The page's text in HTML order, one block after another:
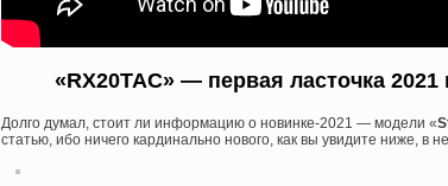
«RX20TAC» — первая ласточка
Долго думал, стоит ли информацию о новинке-2021 — модели «
статью, ибо ничего кардинально нового, как вы увидите ниже, в